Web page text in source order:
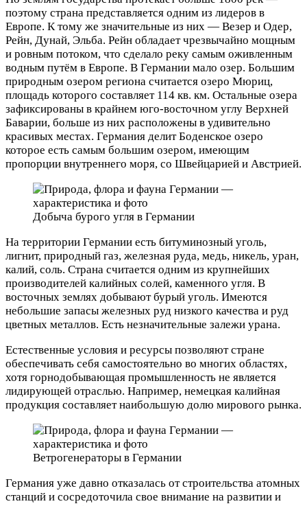
поэтому страна представляется одним из лидеров в
Европе. К тому же значительные из них — Везер и Одер,
Рейн, Дунай, Эльба. Рейн обладает чрезвычайно мощным
и ровным потоком, что сделало реку самым оживленным
водным путём в Европе. В Германии мало озер. Большим
природным озером региона считается озеро Мюриц,
площадь которого составляет 114 кв. км. Остальные озера
зафиксированы в крайнем юго-восточном углу Верхней
Баварии, больше из них расположены в удивительно
красивых местах. Германия делит Боденское озеро
которое есть самым большим озером, имеющим
пропорции внутреннего моря, со Швейцарией и Австрией.
Добыча бурого угля в Германии
На территории Германии есть битуминозный уголь,
лигнит, природный газ, железная руда, медь, никель, уран,
калий, соль. Страна считается одним из крупнейших
производителей калийных солей, каменного угля. В
восточных землях добывают бурый уголь. Имеются
небольшие запасы железных руд низкого качества и руд
цветных металлов. Есть незначительные залежи урана.
Естественные условия и ресурсы позволяют стране
обеспечивать себя самостоятельно во многих областях,
хотя горнодобывающая промышленность не является
лидирующей отраслью. Например, немецкая калийная
продукция составляет наибольшую долю мирового рынка.
Ветрогенераторы в Германии
Германия уже давно отказалась от строительства атомных
станций и сосредоточила свое внимание на развитии и